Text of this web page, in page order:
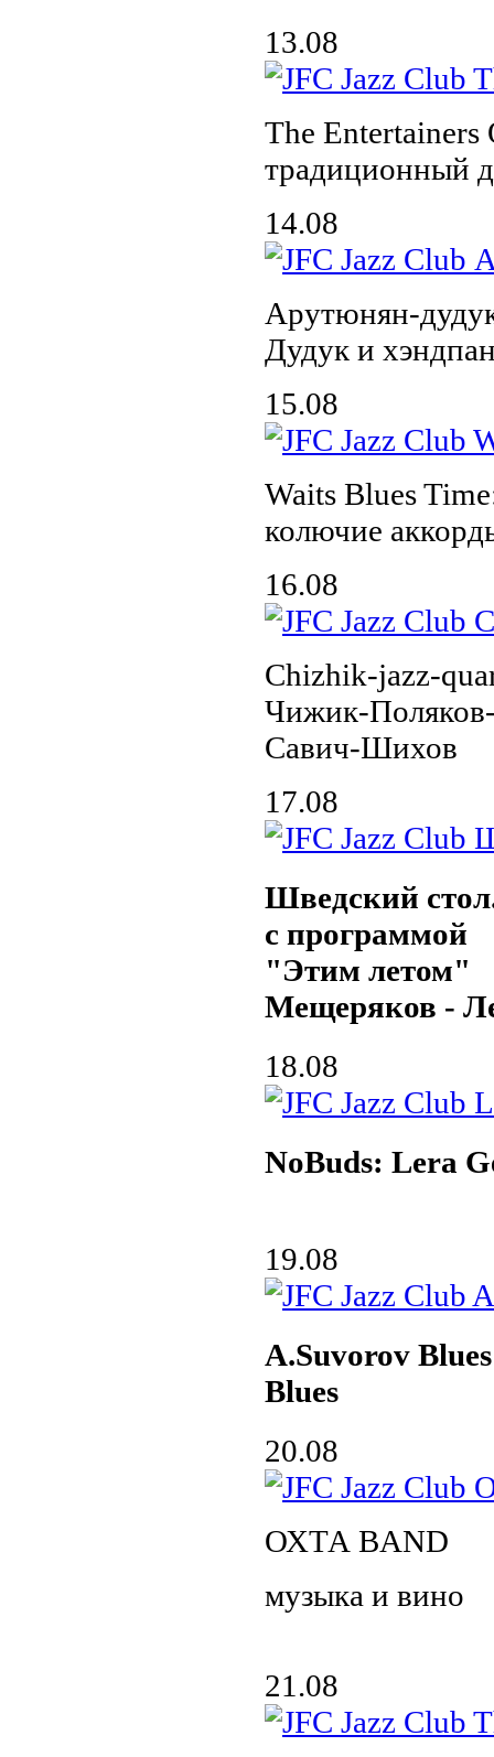
13.08
The Entertainers
традиционный
14.08
Арутюнян-
Дудук и
15.08
Waits Blues
колючие
16.08
Chizhik-jazz-
Чижик-
Савич-Шихов
17.08
Шведский
с программой
"Этим летом"
Мещеряков -
18.08
NoBuds: Lera
19.08
A.Suvorov
Blues
20.08
ОХТА BAND
музыка и вино
21.08